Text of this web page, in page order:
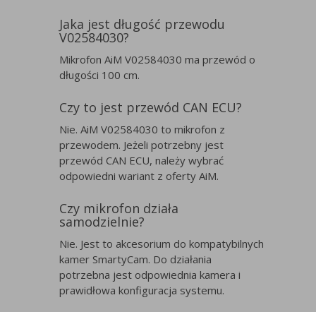
Jaka jest długość przewodu
V02584030?
Mikrofon AiM V02584030 ma przewód o
długości 100 cm.
Czy to jest przewód CAN ECU?
Nie. AiM V02584030 to mikrofon z
przewodem. Jeżeli potrzebny jest
przewód CAN ECU, należy wybrać
odpowiedni wariant z oferty AiM.
Czy mikrofon działa
samodzielnie?
Nie. Jest to akcesorium do kompatybilnych
kamer SmartyCam. Do działania
potrzebna jest odpowiednia kamera i
prawidłowa konfiguracja systemu.